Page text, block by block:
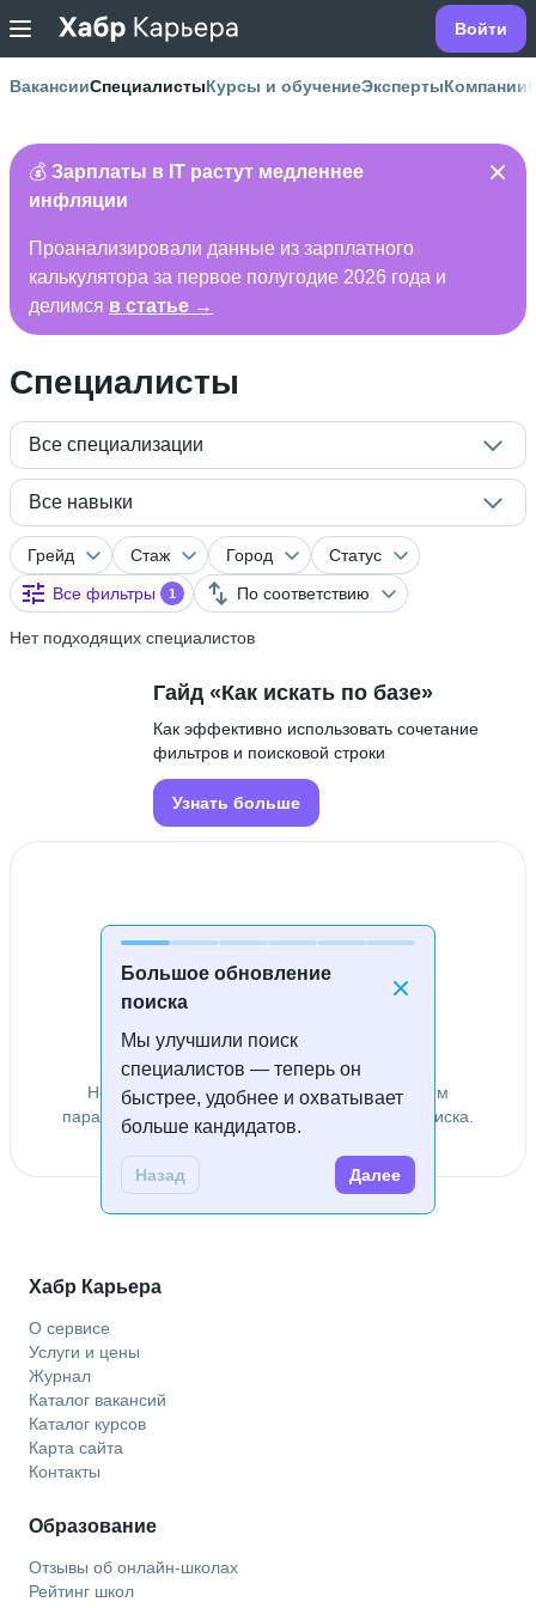
Войти
ВакансииСпециалистыКурсы и обучениеЭкспертыКомпании
💰 Зарплаты в IT растут медленнее
инфляции
Проанализировали данные из зарплатного
калькулятора за первое полугодие 2026 года и
делимся в статье →
Специалисты
Все специализации
Все навыки
Грейд Стаж Город
Статус
Все фильтры
1 По соответствию
Нет подходящих специалистов
Большое обновление
поиска
Мы улучшили поиск
специалистов — теперь он
быстрее, удобнее и охватывает
больше кандидатов.
Назад Далее
Гайд «Как искать по базе»
Как эффективно использовать сочетание
фильтров и поисковой строки
Узнать больше
Специалисты не найдены
Не удалось найти специалистов по заданным
параметрам. Попробуйте изменить условия поиска.
Хабр Карьера
О сервисе
Услуги и цены
Журнал
Каталог вакансий
Каталог курсов
Карта сайта
Контакты
Образование
Отзывы об онлайн-школах
Рейтинг школ